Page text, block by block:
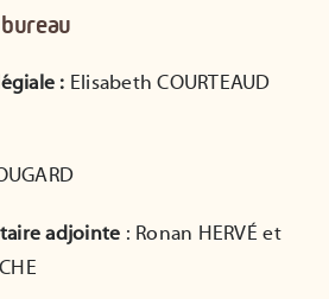
: Elisabeth COURTEAUD
adjointe : Ronan HERVÉ et